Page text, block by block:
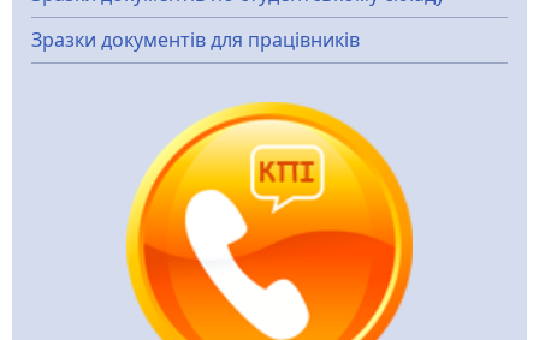
Зразки документів для працівників